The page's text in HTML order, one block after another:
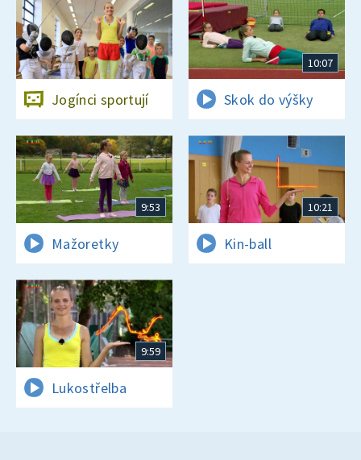
Jogínci sportují
10:07
Skok do výšky
9:53
Mažoretky
10:21
Kin-ball
9:59
Lukostřelba